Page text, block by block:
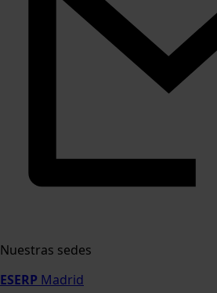
Nuestras sedes
ESERP Madrid